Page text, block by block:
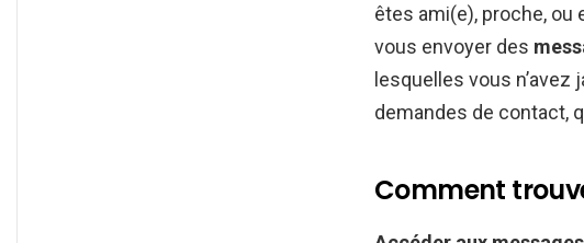
êtes ami(e), proche, ou
vous envoyer des
lesquelles vous n’avez
demandes de contact,
Comment